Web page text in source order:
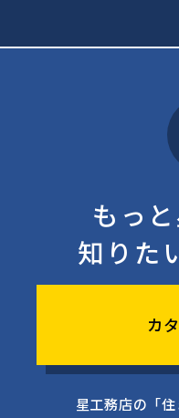
もっ
知りた
カ
星工務店の「住